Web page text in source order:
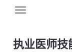
执业医师技